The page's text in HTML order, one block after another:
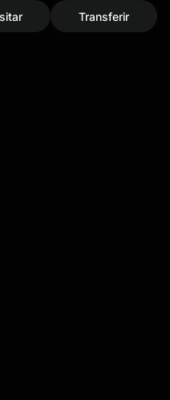
Transferir